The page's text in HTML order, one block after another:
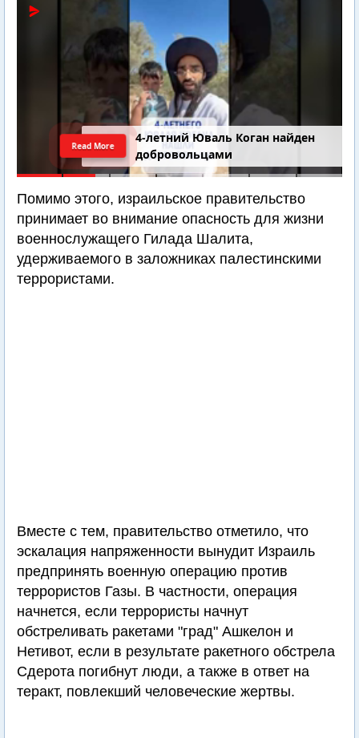
4-летний Юваль Коган найден
добровольцами
Read More
Помимо этого, израильское правительство
принимает во внимание опасность для жизни
военнослужащего Гилада Шалита,
удерживаемого в заложниках палестинскими
террористами.
Вместе с тем, правительство отметило, что
эскалация напряженности вынудит Израиль
предпринять военную операцию против
террористов Газы. В частности, операция
начнется, если террористы начнут
обстреливать ракетами "град" Ашкелон и
Нетивот, если в результате ракетного обстрела
Сдерота погибнут люди, а также в ответ на
теракт, повлекший человеческие жертвы.